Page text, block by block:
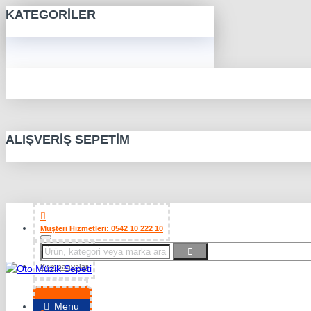
KATEGORILER
ALIŞVERIŞ SEPETIM
Müşteri Hizmetleri: 0542 10 222 10
Kampanyalar
Favorilerim
Menu